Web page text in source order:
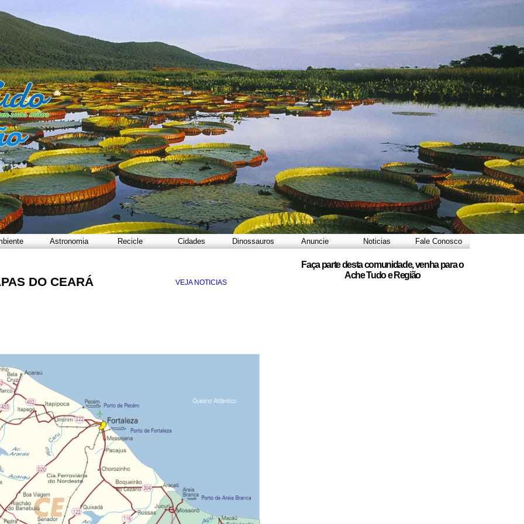
Astronomia Recicle Cidades Dinossauros Anuncie Noticias Fale Conosco
DO CEARÁ VEJA NOTICIAS
Faça parte desta comunidade, venha para o
Ache Tudo e Região